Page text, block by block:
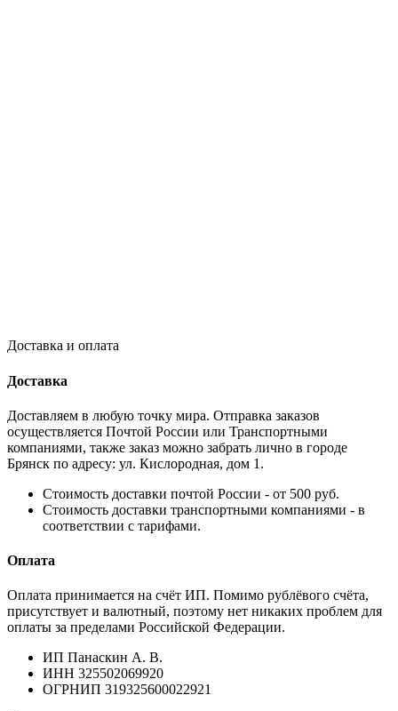
Доставка и оплата
Доставка
Доставляем в любую точку мира. Отправка заказов
осуществляется Почтой России или Транспортными
компаниями, также заказ можно забрать лично в городе
Брянск по адресу: ул. Кислородная, дом 1.
Стоимость доставки почтой России - от 500 руб.
Стоимость доставки транспортными компаниями - в
соответствии с тарифами.
Оплата
Оплата принимается на счёт ИП. Помимо рублёвого счёта,
присутствует и валютный, поэтому нет никаких проблем для
оплаты за пределами Российской Федерации.
ИП Панаскин А. В.
ИНН 325502069920
ОГРНИП 319325600022921